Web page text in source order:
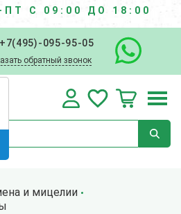
С 09:00 ДО 18:00
+7(495)-095-95-05
обратный звонок
и мицелии